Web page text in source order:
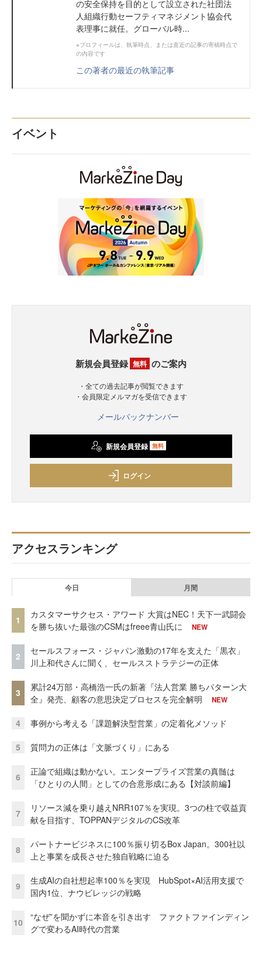
の安全保持を目的として設立された社団法
人組織行動セーフティマネジメント協会代
表理事に就任。グローバル時...
※プロフィールは、執筆時点、または直近の記事の寄稿時点で
の内容です
この著者の最近の執筆記事
イベント
新規会員登録 無料 のご案内
・全ての過去記事が閲覧できます
・会員限定メルマガを受信できます
メールバックナンバー
新規会員登録 無料
ログイン
アクセスランキング
今日 月間
1
カスタマーサクセス・アワード 大賞はNEC！天下一武闘会
を勝ち抜いた最強のCSMはfreee青山氏に
NEW
2
セールスフォース・ジャパン激動の17年を支えた「黒衣」
川上和代さんに聞く、セールスストラテジーの正体
3
累計24万部・高橋浩一氏の新著『法人営業 勝ちパターン大
全』発売、顧客の意思決定プロセスを完全解明
NEW
4 事例から考える「課題解決型営業」の定着化メソッド
5 質問力の正体は「文脈づくり」にある
6
正論で組織は動かない。エンタープライズ営業の真髄は
「ひとりの人間」としての合意形成にある【対談前編】
7
リソース減を乗り越えNRR107％を実現。3つの柱で収益貢
献を目指す、TOPPANデジタルのCS改革
8
パートナービジネスに100％振り切るBox Japan。300社以
上と事業を成長させた独自戦略に迫る
9
生成AIの自社想起率100％を実現 HubSpot×AI活用支援で
国内1位、ナウビレッジの戦略
10
“なぜ”を聞かずに本音を引き出す ファクトファインディン
グで変わるAI時代の営業